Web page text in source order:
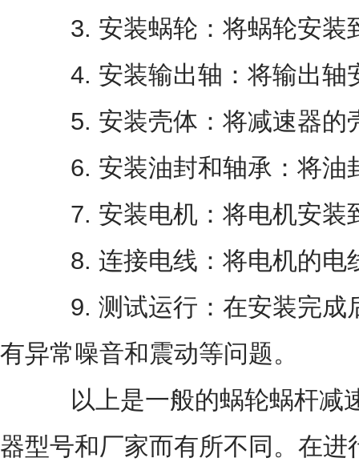
3. 安装蜗轮：将蜗轮安装
4. 安装输出轴：将输出轴
5. 安装壳体：将减速器的
6. 安装油封和轴承：将油
7. 安装电机：将电机安装
8. 连接电线：将电机的电
9. 测试运行：在安装完成
有异常噪音和震动等问题。
以上是一般的蜗轮蜗杆减速
器型号和厂家而有所不同。在